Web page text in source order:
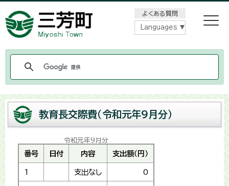
よくある質問
Languages
教育長交際費（令和元年9月分）
令和元年9月分
番号 日付 内容 支出額（円）
1 支出なし 0